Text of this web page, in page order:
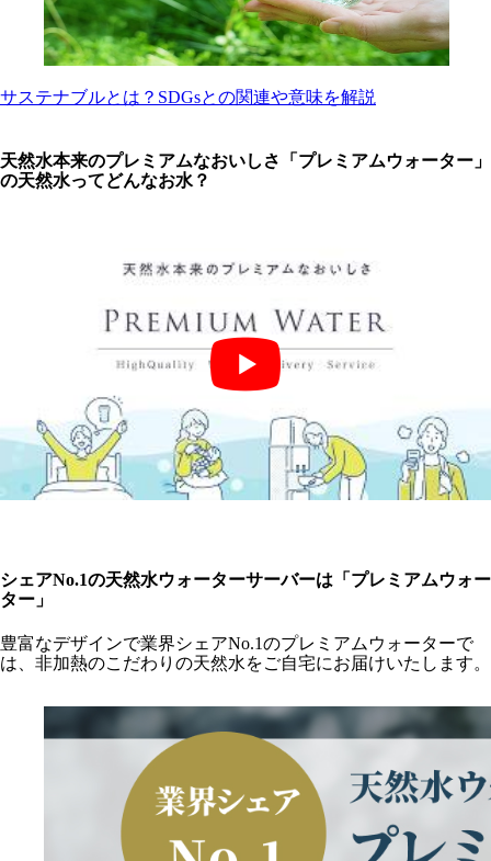
サステナブルとは？SDGsとの関連や意味を解説
天然水本来のプレミアムなおいしさ「プレミアムウォーター」
の天然水ってどんなお水？
シェアNo.1の天然水ウォーターサーバーは「プレミアムウォー
ター」
豊富なデザインで業界シェアNo.1のプレミアムウォーターで
は、非加熱のこだわりの天然水をご自宅にお届けいたします。